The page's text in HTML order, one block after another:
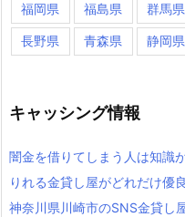
福岡県 福島県 群馬県
長野県 青森県 静岡県
キャッシング情報
闇金を借りてしまう人は知識
りれる金貸し屋がどれだけ優
神奈川県川崎市のSNS金貸し